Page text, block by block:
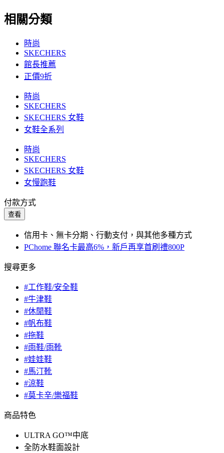
相關分類
時尚
SKECHERS
館長推薦
正價9折
時尚
SKECHERS
SKECHERS 女鞋
女鞋全系列
時尚
SKECHERS
SKECHERS 女鞋
女慢跑鞋
付款方式
查看
信用卡、無卡分期、行動支付，與其他多種方式
PChome 聯名卡最高6%，新戶再享首刷禮800P
搜尋更多
#工作鞋/安全鞋
#牛津鞋
#休閒鞋
#帆布鞋
#拖鞋
#雨鞋/雨靴
#娃娃鞋
#馬汀靴
#涼鞋
#莫卡辛/樂福鞋
商品特色
ULTRA GO™中底
全防水鞋面設計